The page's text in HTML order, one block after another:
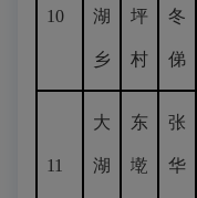
10 湖
乡
坪
村
冬
俤
11
大
湖
东
墘
张
华